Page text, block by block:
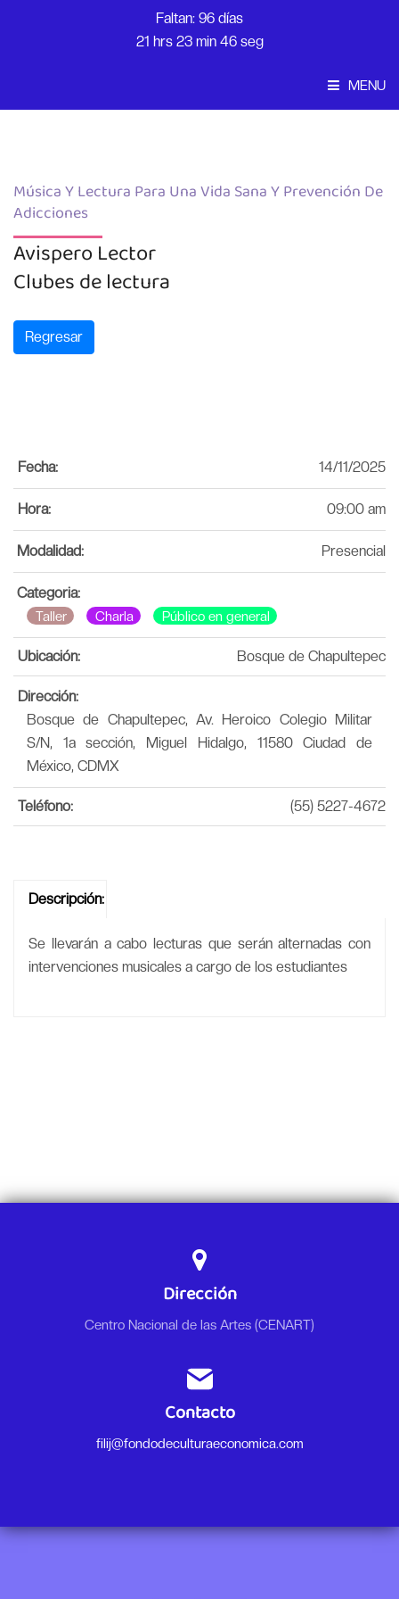
Faltan: 96 días
21 hrs 23 min 46 seg
MENU
Inicio
Música Y Lectura Para Una Vida Sana Y Prevención De
Adicciones
Avispero Lector
Clubes de lectura
Regresar
Fecha: 14/11/2025
Hora: 09:00 am
Modalidad: Presencial
Categoria:
Taller Charla Público en general
Ubicación: Bosque de Chapultepec
Dirección:
Bosque de Chapultepec, Av. Heroico Colegio Militar
S/N, 1a sección, Miguel Hidalgo, 11580 Ciudad de
México, CDMX
Teléfono: (55) 5227-4672
Descripción:
Se llevarán a cabo lecturas que serán alternadas con
intervenciones musicales a cargo de los estudiantes
Dirección
Centro Nacional de las Artes (CENART)
Contacto
filij@fondodeculturaeconomica.com